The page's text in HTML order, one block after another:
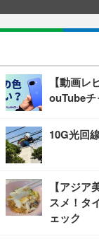
【動画
ouTube
10G光回
【アジ
スメ！タ
ェック